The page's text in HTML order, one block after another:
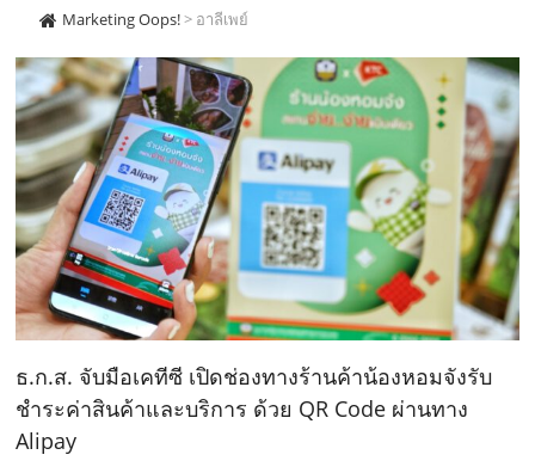
k
.
c
o
m
.
c
o
m
a
m
.
c
o
m
c
o
m
Marketing Oops!> อาลีเพย์
ธ.ก.ส. จับมือเคทีซี เปิดช่องทางร้านค้าน้องหอมจังรับ
ชำระค่าสินค้าและบริการ ด้วย QR Code ผ่านทาง
Alipay